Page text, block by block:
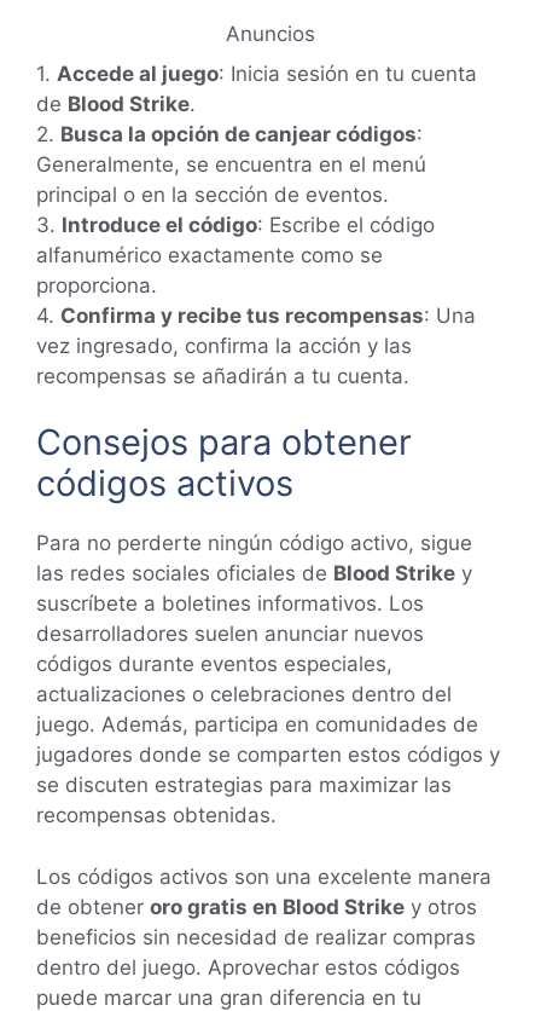
Anuncios
1. Accede al juego: Inicia sesión en tu cuenta
de Blood Strike.
2. Busca la opción de canjear códigos:
Generalmente, se encuentra en el menú
principal o en la sección de eventos.
3. Introduce el código: Escribe el código
alfanumérico exactamente como se
proporciona.
4. Confirma y recibe tus recompensas: Una
vez ingresado, confirma la acción y las
recompensas se añadirán a tu cuenta.
Consejos para obtener
códigos activos
Para no perderte ningún código activo, sigue
las redes sociales oficiales de Blood Strike y
suscríbete a boletines informativos. Los
desarrolladores suelen anunciar nuevos
códigos durante eventos especiales,
actualizaciones o celebraciones dentro del
juego. Además, participa en comunidades de
jugadores donde se comparten estos códigos y
se discuten estrategias para maximizar las
recompensas obtenidas.
Los códigos activos son una excelente manera
de obtener oro gratis en Blood Strike y otros
beneficios sin necesidad de realizar compras
dentro del juego. Aprovechar estos códigos
puede marcar una gran diferencia en tu